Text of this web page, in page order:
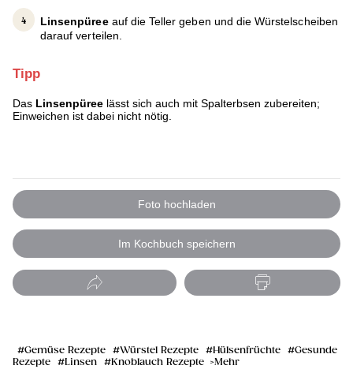
Linsenpüreeauf die Teller geben und die Würstelscheiben
darauf verteilen.
Tipp
Das Linsenpüree lässt sich auch mit Spalterbsen zubereiten;
Einweichen ist dabei nicht nötig.
Foto hochladen
Im Kochbuch speichern
Gemüse Rezepte Würstel Rezepte Hülsenfrüchte
Gesunde
Rezepte
Linsen Knoblauch Rezepte Mehr